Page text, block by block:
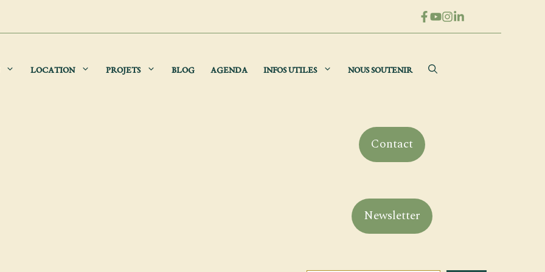
LOCATION PROJETS BLOG AGENDA INFOS UTILES NOUS SOUTENIR
Contact
Newsletter